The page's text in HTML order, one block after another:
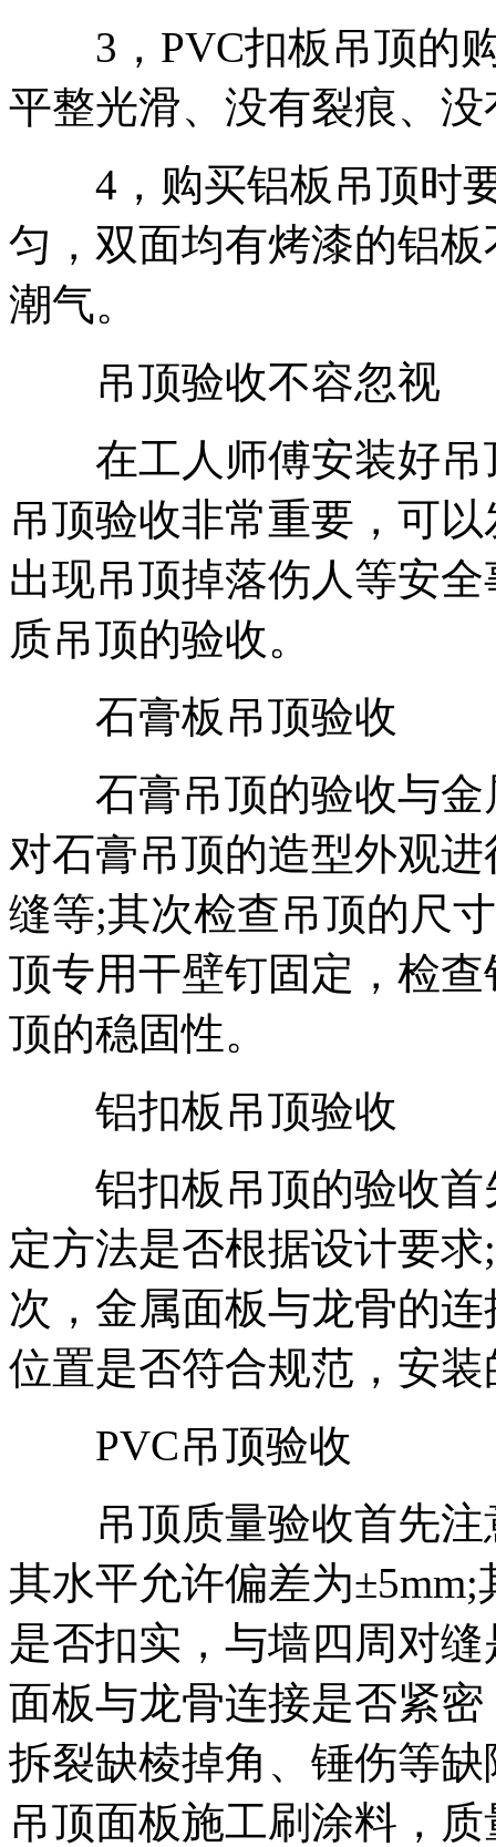
3，PVC扣板吊顶的购
平整光滑、没有裂痕、
4，购买铝板吊顶时要
匀，双面均有烤漆的铝
潮气。
吊顶验收不容忽视
在工人师傅安装好吊
吊顶验收非常重要，可
出现吊顶掉落伤人等安
质吊顶的验收。
石膏板吊顶验收
石膏吊顶的验收与金
对石膏吊顶的造型外观
缝等;其次检查吊顶的尺
顶专用干壁钉固定，检
顶的稳固性。
铝扣板吊顶验收
铝扣板吊顶的验收首
定方法是否根据设计要
次，金属面板与龙骨的
位置是否符合规范，安
PVC吊顶验收
吊顶质量验收首先注
其水平允许偏差为
是否扣实，与墙四周对
面板与龙骨连接是否紧
拆裂缺棱掉角、锤伤等
吊顶面板施工刷涂料，